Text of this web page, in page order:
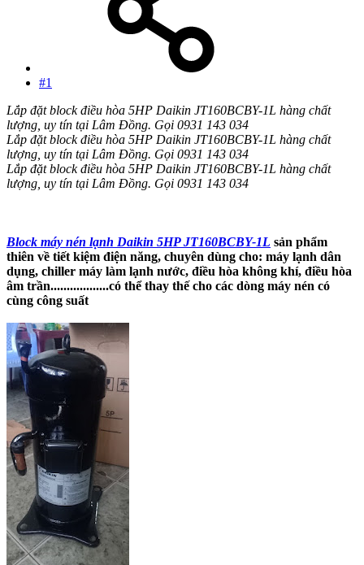
#1
Lắp đặt block điều hòa 5HP Daikin JT160BCBY-1L hàng chất
lượng, uy tín tại Lâm Đồng. Gọi 0931 143 034
Lắp đặt block điều hòa 5HP Daikin JT160BCBY-1L hàng chất
lượng, uy tín tại Lâm Đồng. Gọi 0931 143 034
Lắp đặt block điều hòa 5HP Daikin JT160BCBY-1L hàng chất
lượng, uy tín tại Lâm Đồng. Gọi 0931 143 034
Block máy nén lạnh Daikin 5HP JT160BCBY-1L sản phẩm
thiên về tiết kiệm điện năng, chuyên dùng cho: máy lạnh dân
dụng, chiller máy làm lạnh nước, điều hòa không khí, điều hòa
âm trần..................có thể thay thế cho các dòng máy nén có
cùng công suất